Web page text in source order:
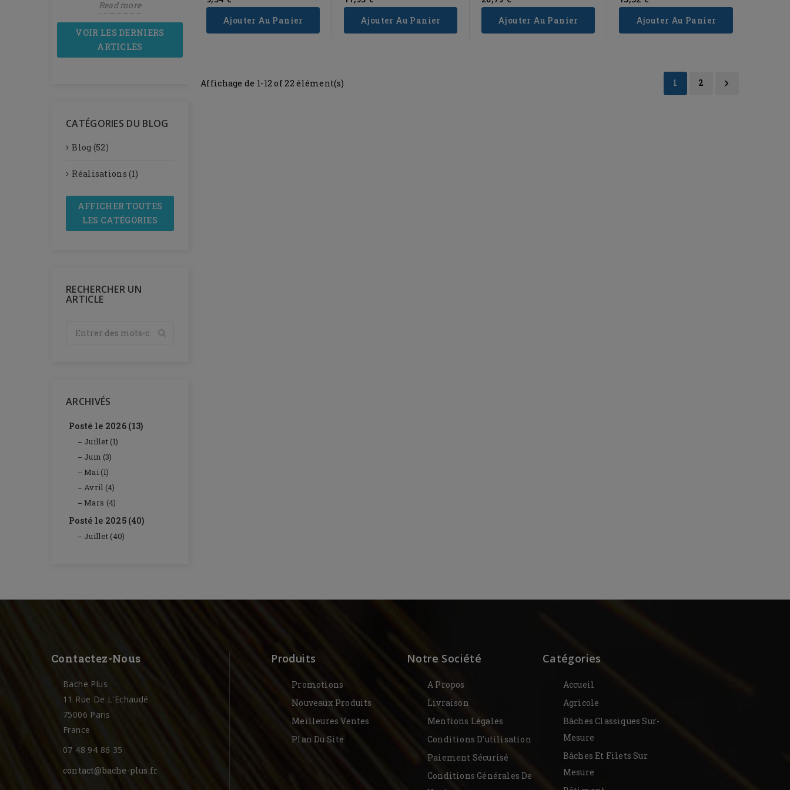
Read more
Read more
Read more
VOIR LES DERNIERS
ARTICLES
CATÉGORIES DU BLOG
Blog (52)
Réalisations (1)
AFFICHER TOUTES
LES CATÉGORIES
RECHERCHER UN
ARTICLE
ARCHIVÉS
Posté le 2026 (13)
Juillet (1)
Juin (3)
Mai (1)
Avril (4)
Mars (4)
Posté le 2025 (40)
Juillet (40)
Ajouter Au Panier
Ajouter Au Panier
Ajouter Au Panier
Ajouter Au Panier
Affichage de 1-12 of 22 élément(s) 1 2 
Contactez-Nous
Bache Plus
11 Rue De L'Echaudé
75006 Paris
France
07 48 94 86 35
contact@bache-plus.fr
Produits
Promotions
Nouveaux Produits
Meilleures Ventes
Plan Du Site
Notre Société
A Propos
Livraison
Mentions Légales
Conditions D'utilisation
Paiement Sécurisé
Conditions Générales De
Catégories
Accueil
Agricole
Bâches Classiques Sur-
Mesure
Bâches Et Filets Sur
Mesure